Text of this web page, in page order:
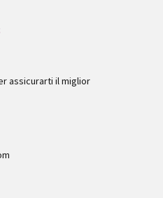
assicurarti il miglior